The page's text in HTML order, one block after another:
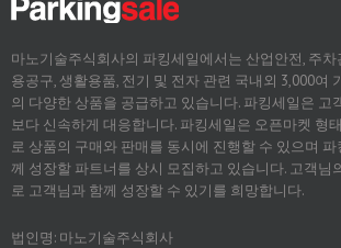
마노기술주식회사의 파킹세일에서는 산업안전, 주차
용공구, 생활용품, 전기 및 전자 관련 국내외 3,000여
의 다양한 상품을 공급하고 있습니다. 파킹세일은 고
보다 신속하게 대응합니다. 파킹세일은 오픈마켓 형
로 상품의 구매와 판매를 동시에 진행할 수 있으며
께 성장할 파트너를 상시 모집하고 있습니다. 고객님
로 고객님과 함께 성장할 수 있기를 희망합니다.
법인명: 마노기술주식회사